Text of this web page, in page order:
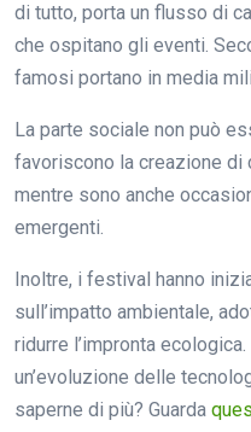
di tutto, porta un flusso di
che ospitano gli eventi.
famosi portano in media
La parte sociale non può
favoriscono la creazione di
mentre sono anche
emergenti.
Inoltre, i festival hanno
sull’impatto ambientale,
ridurre l’impronta
un’evoluzione delle
saperne di più? Guarda